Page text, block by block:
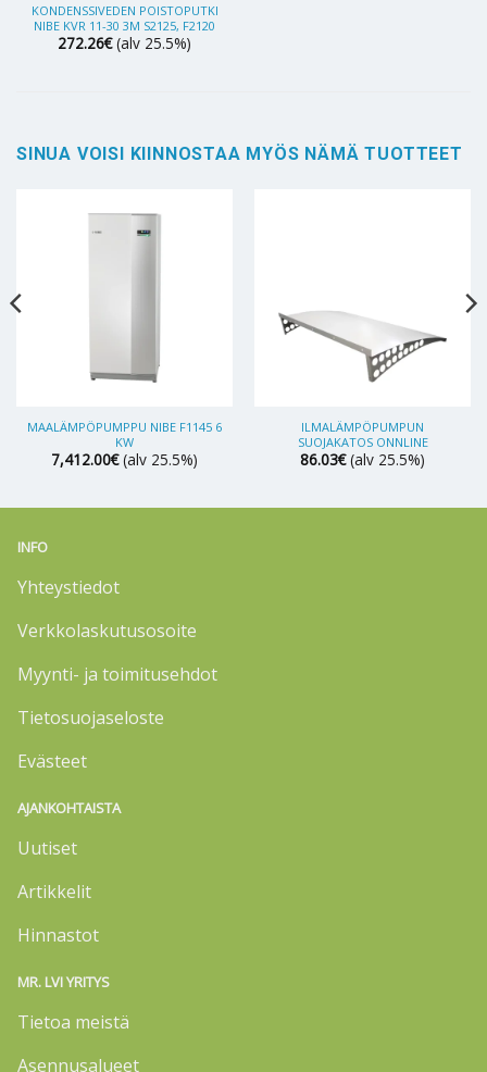
KONDENSSIVEDEN POISTOPUTKI
NIBE KVR 11-30 3M S2125, F2120
272.26€ (alv 25.5%)
SINUA VOISI KIINNOSTAA MYÖS NÄMÄ TUOTTEET
MAALÄMPÖPUMPPU NIBE F1145 6
KW
7,412.00€ (alv 25.5%)
ILMALÄMPÖPUMPUN
SUOJAKATOS ONNLINE
86.03€ (alv 25.5%)
INFO
Yhteystiedot
Verkkolaskutusosoite
Myynti- ja toimitusehdot
Tietosuojaseloste
Evästeet
AJANKOHTAISTA
Uutiset
Artikkelit
Hinnastot
MR. LVI YRITYS
Tietoa meistä
Asennusalueet